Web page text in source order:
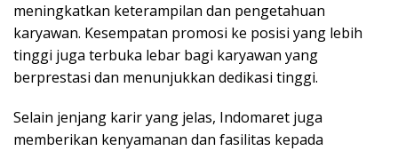
meningkatkan keterampilan dan pengetahuan
karyawan. Kesempatan promosi ke posisi yang lebih
tinggi juga terbuka lebar bagi karyawan yang
berprestasi dan menunjukkan dedikasi tinggi.
Selain jenjang karir yang jelas, Indomaret juga
memberikan kenyamanan dan fasilitas kepada